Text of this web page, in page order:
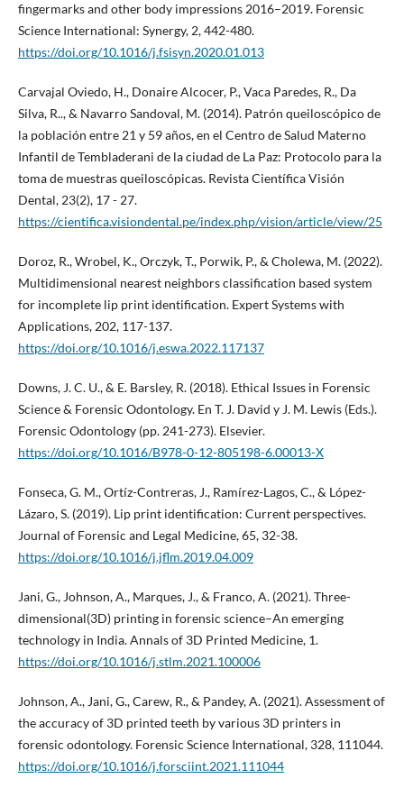
fingermarks and other body impressions 2016–2019. Forensic
Science International: Synergy, 2, 442-480.
https://doi.org/10.1016/j.fsisyn.2020.01.013
Carvajal Oviedo, H., Donaire Alcocer, P., Vaca Paredes, R., Da
Silva, R.., & Navarro Sandoval, M. (2014). Patrón queiloscópico de
la población entre 21 y 59 años, en el Centro de Salud Materno
Infantil de Tembladerani de la ciudad de La Paz: Protocolo para la
toma de muestras queiloscópicas. Revista Científica Visión
Dental, 23(2), 17 - 27.
https://cientifica.visiondental.pe/index.php/vision/article/view/25
Doroz, R., Wrobel, K., Orczyk, T., Porwik, P., & Cholewa, M. (2022).
Multidimensional nearest neighbors classification based system
for incomplete lip print identification. Expert Systems with
Applications, 202, 117-137.
https://doi.org/10.1016/j.eswa.2022.117137
Downs, J. C. U., & E. Barsley, R. (2018). Ethical Issues in Forensic
Science & Forensic Odontology. En T. J. David y J. M. Lewis (Eds.).
Forensic Odontology (pp. 241-273). Elsevier.
https://doi.org/10.1016/B978-0-12-805198-6.00013-X
Fonseca, G. M., Ortíz-Contreras, J., Ramírez-Lagos, C., & López-
Lázaro, S. (2019). Lip print identification: Current perspectives.
Journal of Forensic and Legal Medicine, 65, 32-38.
https://doi.org/10.1016/j.jflm.2019.04.009
Jani, G., Johnson, A., Marques, J., & Franco, A. (2021). Three-
dimensional(3D) printing in forensic science–An emerging
technology in India. Annals of 3D Printed Medicine, 1.
https://doi.org/10.1016/j.stlm.2021.100006
Johnson, A., Jani, G., Carew, R., & Pandey, A. (2021). Assessment of
the accuracy of 3D printed teeth by various 3D printers in
forensic odontology. Forensic Science International, 328, 111044.
https://doi.org/10.1016/j.forsciint.2021.111044